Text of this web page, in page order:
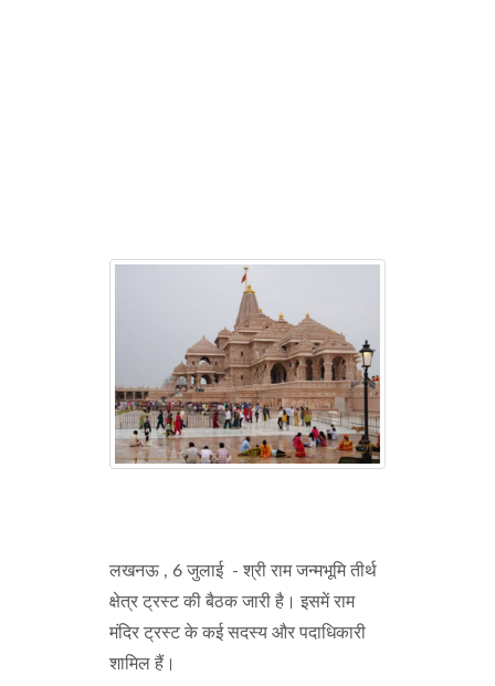
लखनऊ , 6 जुलाई - श्री राम जन्मभूमि तीर्थ
क्षेत्र ट्रस्ट की बैठक जारी है। इसमें राम
मंदिर ट्रस्ट के कई सदस्य और पदाधिकारी
शामिल हैं।